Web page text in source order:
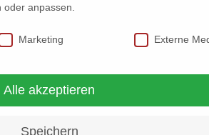
oder anpassen.
Marketing Externe
Alle akzeptieren
Speichern